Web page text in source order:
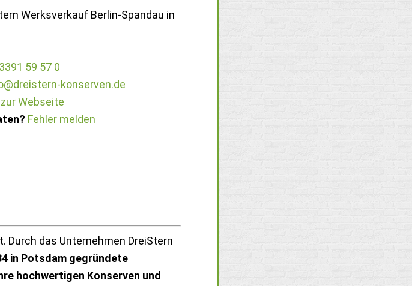
Werksverkauf Berlin-Spandau in
59 57 0
konserven.de
zur Webseite
Fehler melden
Durch das Unternehmen DreiStern
in Potsdam gegründete
hochwertigen Konserven und